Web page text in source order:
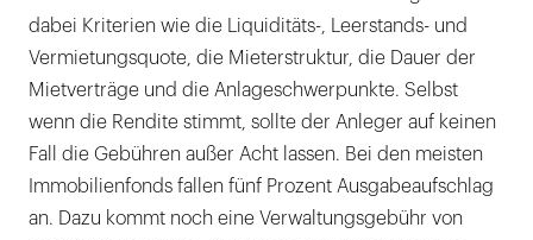
dabei Kriterien wie die Liquiditäts-, Leerstands- und
Vermietungsquote, die Mieterstruktur, die Dauer der
Mietverträge und die Anlageschwerpunkte. Selbst
wenn die Rendite stimmt, sollte der Anleger auf keinen
Fall die Gebühren außer Acht lassen. Bei den meisten
Immobilienfonds fallen fünf Prozent Ausgabeaufschlag
an. Dazu kommt noch eine Verwaltungsgebühr von